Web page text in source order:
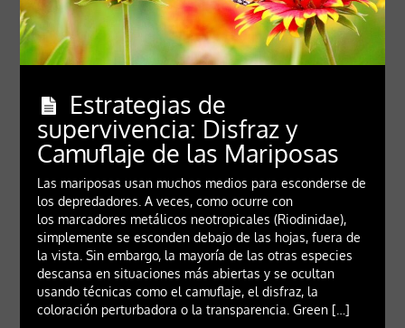
Estrategias de
supervivencia: Disfraz y
Camuflaje de las Mariposas
Las mariposas usan muchos medios para esconderse de
los depredadores. A veces, como ocurre con
los marcadores metálicos neotropicales (Riodinidae),
simplemente se esconden debajo de las hojas, fuera de
la vista. Sin embargo, la mayoría de las otras especies
descansa en situaciones más abiertas y se ocultan
usando técnicas como el camuflaje, el disfraz, la
coloración perturbadora o la transparencia. Green […]